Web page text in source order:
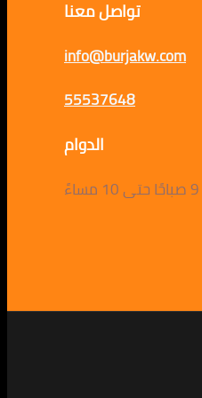
تواصل معنا
info@burjakw.com
55537648
الدوام